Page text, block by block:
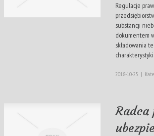
Regulacje
substancji
dokumentem
składowania
2018-10-25 |
Radca